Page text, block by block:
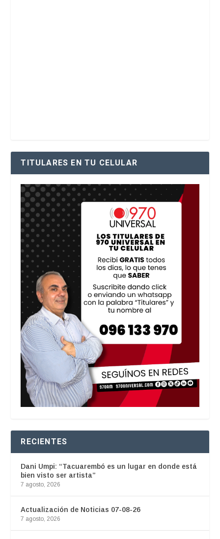
TITULARES EN TU CELULAR
RECIENTES
Dani Umpi: “Tacuarembó es un lugar en donde está
bien visto ser artista”
7 agosto, 2026
Actualización de Noticias 07-08-26
7 agosto, 2026